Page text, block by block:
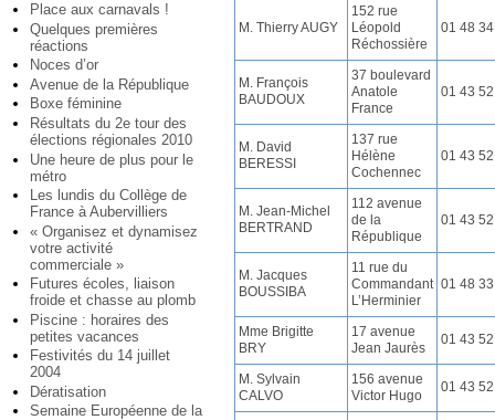
Place aux carnavals !
Quelques premières
réactions
Noces d’or
Avenue de la République
Boxe féminine
Résultats du 2e tour des
élections régionales 2010
Une heure de plus pour le
métro
Les lundis du Collège de
France à Aubervilliers
« Organisez et dynamisez
votre activité
commerciale »
Futures écoles, liaison
froide et chasse au plomb
Piscine : horaires des
petites vacances
Festivités du 14 juillet
2004
Dératisation
Semaine Européenne de la
M. Thierry AUGY
152 rue
Léopold
Réchossière
01 48
M. François
BAUDOUX
37 boulevard
Anatole
France
01 43
M. David
BERESSI
137 rue
Hélène
Cochennec
01 43
M. Jean-Michel
BERTRAND
112 avenue
de la
République
01 43
M. Jacques
BOUSSIBA
11 rue du
Commandant
L’Herminier
01 48
Mme Brigitte
BRY
17 avenue
Jean Jaurès
01 43
M. Sylvain
CALVO
156 avenue
Victor Hugo
01 43